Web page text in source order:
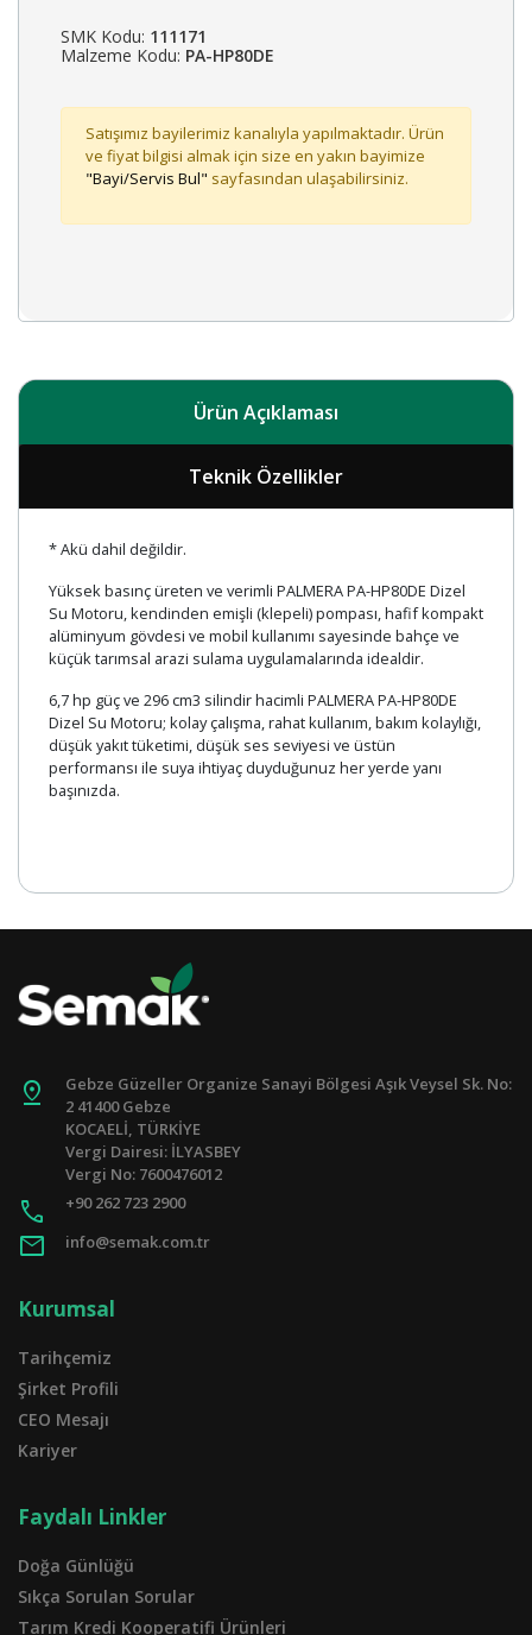
SMK Kodu: 111171
Malzeme Kodu: PA-HP80DE
Satışımız bayilerimiz kanalıyla yapılmaktadır. Ürün
ve fiyat bilgisi almak için size en yakın bayimize
"Bayi/Servis Bul" sayfasından ulaşabilirsiniz.
Ürün Açıklaması
Teknik Özellikler
* Akü dahil değildir.
Yüksek basınç üreten ve verimli PALMERA PA-HP80DE Dizel
Su Motoru, kendinden emişli (klepeli) pompası, hafif kompakt
alüminyum gövdesi ve mobil kullanımı sayesinde bahçe ve
küçük tarımsal arazi sulama uygulamalarında idealdir.
6,7 hp güç ve 296 cm3 silindir hacimli PALMERA PA-HP80DE
Dizel Su Motoru; kolay çalışma, rahat kullanım, bakım kolaylığı,
düşük yakıt tüketimi, düşük ses seviyesi ve üstün
performansı ile suya ihtiyaç duyduğunuz her yerde yanı
başınızda.
pin_drop
Gebze Güzeller Organize Sanayi Bölgesi Aşık Veysel Sk. No:
2 41400 Gebze
KOCAELİ, TÜRKİYE
Vergi Dairesi: İLYASBEY
Vergi No: 7600476012
call +90 262 723 2900
mail info@semak.com.tr
Kurumsal
Tarihçemiz
Şirket Profili
CEO Mesajı
Kariyer
Faydalı Linkler
Doğa Günlüğü
Sıkça Sorulan Sorular
Tarım Kredi Kooperatifi Ürünleri